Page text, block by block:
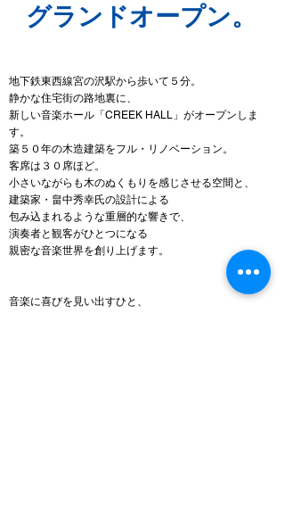
グランドオープン。
地下鉄東西線宮の沢駅から歩いて５分。
静かな住宅街の路地裏に、
新しい音楽ホール「CREEK HALL」がオープンしま
す。
築５０年の木造建築をフル・リノベーション。
客席は３０席ほど。
小さいながらも木のぬくもりを感じさせる空間と、
建築家・畠中秀幸氏の設計による
包み込まれるような重層的な響きで、
演奏者と観客がひとつになる
親密な音楽世界を創り上げます。
音楽に喜びを見い出すひと、